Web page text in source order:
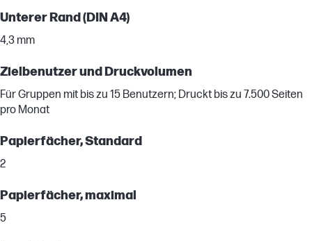
Unterer Rand (DIN A4)
4,3 mm
Zielbenutzer und Druckvolumen
Für Gruppen mit bis zu 15 Benutzern; Druckt bis zu 7.500 Seiten
pro Monat
Papierfächer, Standard
2
Papierfächer, maximal
5